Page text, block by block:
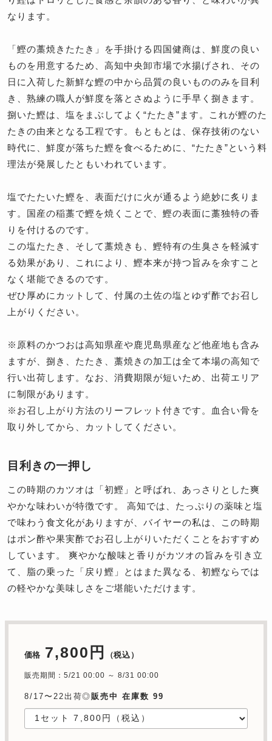
なります。
「鰹の藁焼きたたき」を手掛ける四国健商は、鮮度の良い
ものを用意するため、高知中央卸市場で水揚げされ、その
日に入荷した新鮮な鰹の中から品質の良いもののみを目利
き、熟練の職人が鮮度を落とさぬように手早く捌きます。
捌いた鰹は、塩をまぶしてよく“たたき”ます。これが鰹のた
たきの由来となる工程です。もともとは、保存技術のない
時代に、鮮度が落ちた鰹を食べるために、“たたき”という料
理法が発展したともいわれています。
塩でたたいた鰹を、表面だけに火が通るよう絶妙に炙りま
す。国産の稲藁で鰹を焼くことで、鰹の表面に藁独特の香
りを付けるのです。
この塩たたき、そして藁焼きも、鰹特有の生臭さを軽減す
る効果があり、これにより、鰹本来が持つ旨みを余すこと
なく堪能できるのです。
ぜひ厚めにカットして、付属の土佐の塩とゆず酢でお召し
上がりください。
※原料のかつおは高知県産や鹿児島県産など他産地も含み
ますが、捌き、たたき、藁焼きの加工は全て本場の高知で
行い出荷します。なお、消費期限が短いため、出荷エリア
に制限があります。
※お召し上がり方法のリーフレット付きです。血合い骨を
取り外してから、カットしてください。
目利きの一押し
この時期のカツオは「初鰹」と呼ばれ、あっさりとした爽
やかな味わいが特徴です。 高知では、たっぷりの薬味と塩
で味わう食文化がありますが、バイヤーの私は、この時期
はポン酢や果実酢でお召し上がりいただくことをおすすめ
しています。 爽やかな酸味と香りがカツオの旨みを引き立
て、脂の乗った「戻り鰹」とはまた異なる、初鰹ならでは
の軽やかな美味しさをご堪能いただけます。
価格 7,800円 （税込）
販売期間：5/21 00:00 ～ 8/31 00:00
8/17〜22出荷◎販売中 在庫数 99